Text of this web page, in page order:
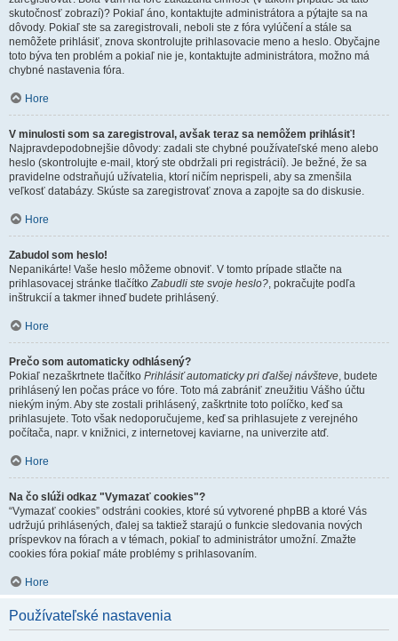
skutočnosť zobrazí)? Pokiaľ áno, kontaktujte administrátora a pýtajte sa na
dôvody. Pokiaľ ste sa zaregistrovali, neboli ste z fóra vylúčení a stále sa
nemôžete prihlásiť, znova skontrolujte prihlasovacie meno a heslo. Obyčajne
toto býva ten problém a pokiaľ nie je, kontaktujte administrátora, možno má
chybné nastavenia fóra.
Hore
V minulosti som sa zaregistroval, avšak teraz sa nemôžem prihlásiť!
Najpravdepodobnejšie dôvody: zadali ste chybné používateľské meno alebo
heslo (skontrolujte e-mail, ktorý ste obdržali pri registrácií). Je bežné, že sa
pravidelne odstraňujú užívatelia, ktorí ničím neprispeli, aby sa zmenšila
veľkosť databázy. Skúste sa zaregistrovať znova a zapojte sa do diskusie.
Hore
Zabudol som heslo!
Nepanikárte! Vaše heslo môžeme obnoviť. V tomto prípade stlačte na
prihlasovacej stránke tlačítkoZabudli ste svoje heslo?, pokračujte podľa
inštrukcií a takmer ihneď budete prihlásený.
Hore
Prečo som automaticky odhlásený?
Pokiaľ nezaškrtnete tlačítko Prihlásiť automaticky pri ďalšej návšteve, budete
prihlásený len počas práce vo fóre. Toto má zabrániť zneužitiu Vášho účtu
niekým iným. Aby ste zostali prihlásený, zaškrtnite toto políčko, keď sa
prihlasujete. Toto však nedoporučujeme, keď sa prihlasujete z verejného
počítača, napr. v knižnici, z internetovej kaviarne, na univerzite atď.
Hore
Na čo slúži odkaz "Vymazať cookies"?
“Vymazať cookies” odstráni cookies, ktoré sú vytvorené phpBB a ktoré Vás
udržujú prihlásených, ďalej sa taktiež starajú o funkcie sledovania nových
príspevkov na fórach a v témach, pokiaľ to administrátor umožní. Zmažte
cookies fóra pokiaľ máte problémy s prihlasovaním.
Hore
Používateľské nastavenia